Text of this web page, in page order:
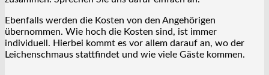
Ebenfalls werden die Kosten von den Angehörigen
übernommen. Wie hoch die Kosten sind, ist immer
individuell. Hierbei kommt es vor allem darauf an, wo der
Leichenschmaus stattfindet und wie viele Gäste kommen.